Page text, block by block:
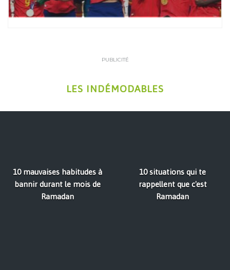
PUBLICITÉ
LES INDÉMODABLES
10 mauvaises habitudes à
bannir durant le mois de
Ramadan
10 situations qui te
rappellent que c'est
Ramadan